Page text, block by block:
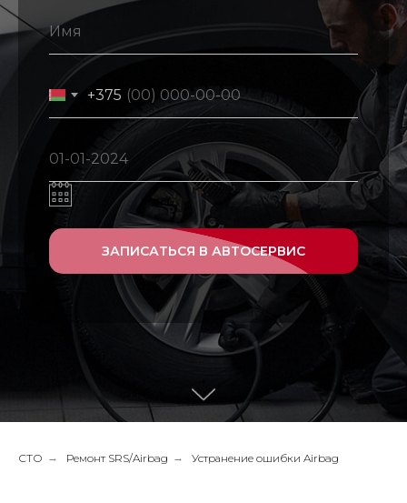
+375
ЗАПИСАТЬСЯ В АВТОСЕРВИС
СТО → Ремонт SRS/Airbag → Устранение ошибки Airbag